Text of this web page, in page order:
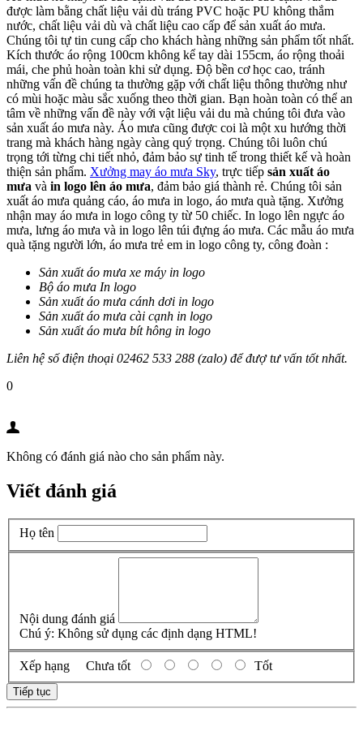
được làm bằng chất liệu vải dù tráng PVC hoặc PU không thắm
nước, chất liệu vải dù và chất liệu cao cấp để sản xuất áo mưa.
Chúng tôi tự tin cung cấp cho khách hàng những sản phẩm tốt nhất.
Kích thước áo rộng 100cm không kể tay dài 155cm, áo rộng thoải
mái, che phủ hoàn toàn khi sử dụng. Độ bền cơ học cao, tránh
những vấn đề chúng ta thường gặp với chất liệu thông thường như
có mùi hoặc màu sắc xuống theo thời gian. Bạn hoàn toàn có thể an
tâm về những vấn đề này với vật liệu vải du mà chúng tôi đưa vào
sản xuất áo mưa này. Áo mưa cũng được coi là một xu hướng thời
trang mà khách hàng ngày càng quý trọng. Chúng tôi luôn chú
trọng tới từng chi tiết nhỏ, đảm bảo sự tinh tế trong thiết kế và hoàn
thiện sản phẩm. Xưởng may áo mưa Sky, trực tiếp sản xuất áo
mưa và in logo lên áo mưa, đảm bảo giá thành rẻ. Chúng tôi sản
xuất áo mưa quảng cáo, áo mưa in logo, áo mưa quà tặng. Xưởng
nhận may áo mưa in logo công ty từ 50 chiếc. In logo lên ngực áo
mưa, lưng áo mưa và in logo lên túi đựng áo mưa. Các mẫu áo mưa
quà tặng người lớn, áo mưa trẻ em in logo công ty, công đoàn :
Sản xuất áo mưa xe máy in logo
Bộ áo mưa In logo
Sản xuất áo mưa cánh dơi in logo
Sản xuất áo mưa cài cạnh in logo
Sản xuất áo mưa bít hông in logo
Liên hệ số điện thoại 02462 533 288 (zalo) để đượ tư vấn tốt nhất.
0
Không có đánh giá nào cho sản phẩm này.
Viết đánh giá
Họ tên
Nội dung đánh giá
Chú ý: Không sử dụng các định dạng HTML!
Xếp hạng Chưa tốt Tốt
Tiếp tục